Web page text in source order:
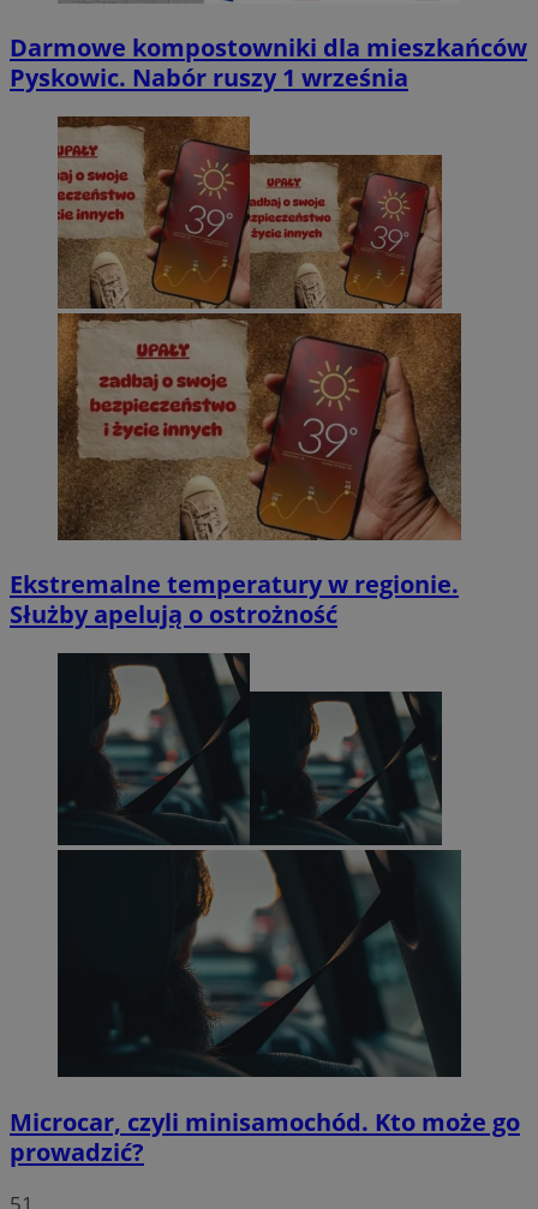
Darmowe kompostowniki dla mieszkańców
Pyskowic. Nabór ruszy 1 września
Ekstremalne temperatury w regionie.
Służby apelują o ostrożność
Microcar, czyli minisamochód. Kto może go
prowadzić?
51